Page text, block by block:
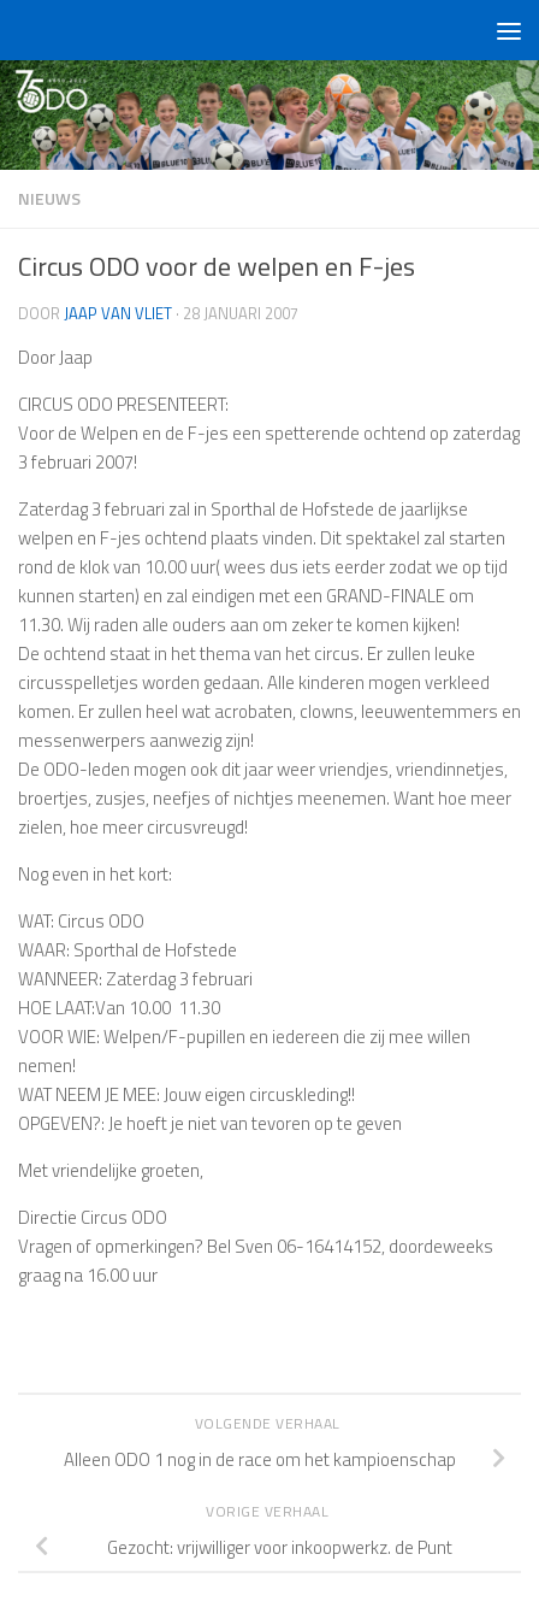
NIEUWS
Circus ODO voor de welpen en F-jes
DOOR JAAP VAN VLIET · 28 JANUARI 2007
Door Jaap
CIRCUS ODO PRESENTEERT:
Voor de Welpen en de F-jes een spetterende ochtend op zaterdag
3 februari 2007!
Zaterdag 3 februari zal in Sporthal de Hofstede de jaarlijkse
welpen en F-jes ochtend plaats vinden. Dit spektakel zal starten
rond de klok van 10.00 uur( wees dus iets eerder zodat we op tijd
kunnen starten) en zal eindigen met een GRAND-FINALE om
11.30. Wij raden alle ouders aan om zeker te komen kijken!
De ochtend staat in het thema van het circus. Er zullen leuke
circusspelletjes worden gedaan. Alle kinderen mogen verkleed
komen. Er zullen heel wat acrobaten, clowns, leeuwentemmers en
messenwerpers aanwezig zijn!
De ODO-leden mogen ook dit jaar weer vriendjes, vriendinnetjes,
broertjes, zusjes, neefjes of nichtjes meenemen. Want hoe meer
zielen, hoe meer circusvreugd!
Nog even in het kort:
WAT: Circus ODO
WAAR: Sporthal de Hofstede
WANNEER: Zaterdag 3 februari
HOE LAAT:Van 10.00  11.30
VOOR WIE: Welpen/F-pupillen en iedereen die zij mee willen
nemen!
WAT NEEM JE MEE: Jouw eigen circuskleding!!
OPGEVEN?: Je hoeft je niet van tevoren op te geven
Met vriendelijke groeten,
Directie Circus ODO
Vragen of opmerkingen? Bel Sven 06-16414152, doordeweeks
graag na 16.00 uur
VOLGENDE VERHAAL
Alleen ODO 1 nog in de race om het kampioenschap
VORIGE VERHAAL
Gezocht: vrijwilliger voor inkoopwerkz. de Punt